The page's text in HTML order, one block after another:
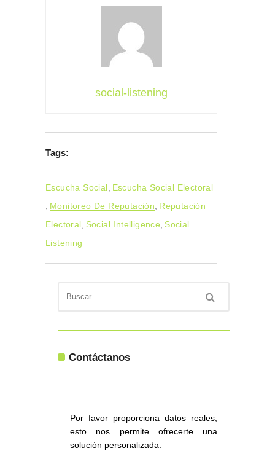
social-listening
Tags:
Escucha Social Escucha Social Electoral
Monitoreo De Reputación Reputación
Electoral Social Intelligence Social
Listening
Contáctanos
Por favor proporciona datos reales,
esto nos permite ofrecerte una
solución personalizada.